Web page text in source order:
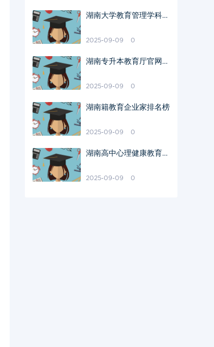
湖南大学教育管理学科特
2025-09-09 0
湖南专升本教育厅官网信
2025-09-09 0
湖南籍教育企业家排名榜
2025-09-09 0
湖南高中心理健康教育现
2025-09-09 0